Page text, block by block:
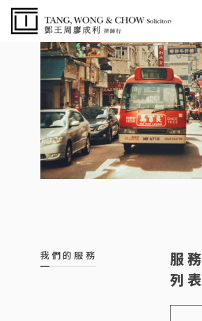
我們的服務
服務
列表